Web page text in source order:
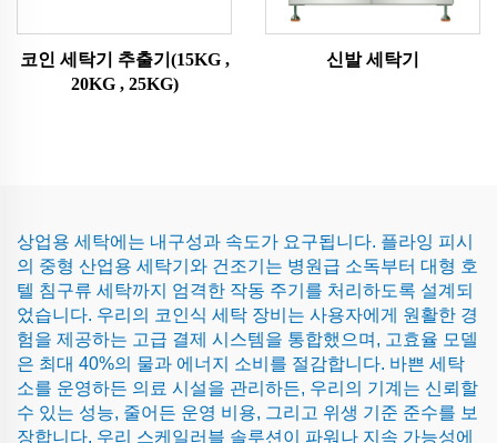
코인 세탁기 추출기(15KG ,
20KG , 25KG)
신발 세탁기
상업용 세탁에는 내구성과 속도가 요구됩니다. 플라잉 피시
의 중형 산업용 세탁기와 건조기는 병원급 소독부터 대형 호
텔 침구류 세탁까지 엄격한 작동 주기를 처리하도록 설계되
었습니다. 우리의 코인식 세탁 장비는 사용자에게 원활한 경
험을 제공하는 고급 결제 시스템을 통합했으며, 고효율 모델
은 최대 40%의 물과 에너지 소비를 절감합니다. 바쁜 세탁
소를 운영하든 의료 시설을 관리하든, 우리의 기계는 신뢰할
수 있는 성능, 줄어든 운영 비용, 그리고 위생 기준 준수를 보
장합니다. 우리 스케일러블 솔루션이 파워나 지속 가능성에